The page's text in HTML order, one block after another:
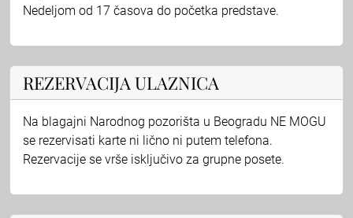
Nedeljom od 17 časova do početka predstave.
REZERVACIJA ULAZNICA
Na blagajni Narodnog pozorišta u Beogradu NE MOGU
se rezervisati karte ni lično ni putem telefona.
Rezervacije se vrše isključivo za grupne posete.